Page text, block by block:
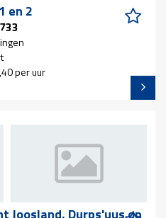
en 2
per uur
Joosland, Durps'uus op